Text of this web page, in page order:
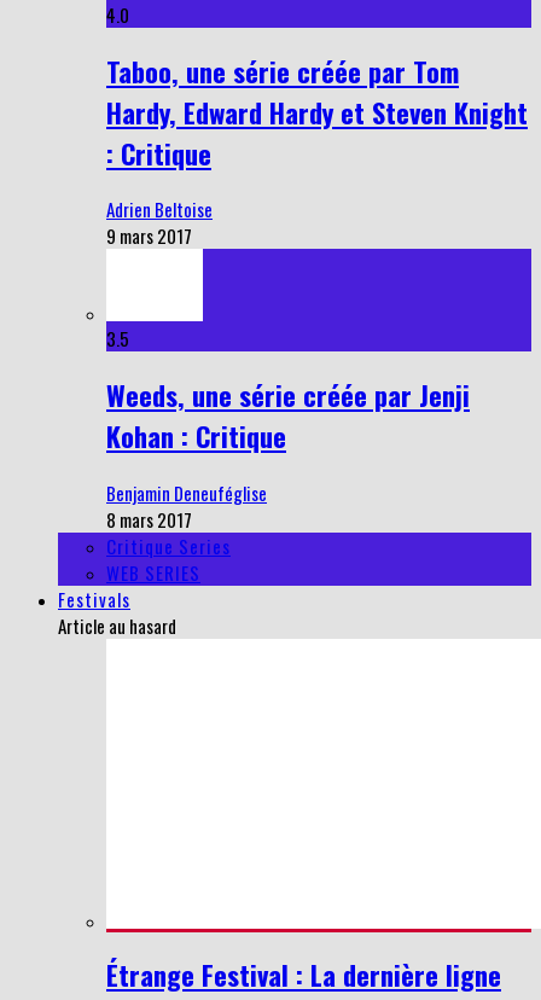
4.0
Taboo, une série créée par Tom
Hardy, Edward Hardy et Steven Knight
: Critique
Adrien Beltoise
9 mars 2017
3.5
Weeds, une série créée par Jenji
Kohan : Critique
Benjamin Deneuféglise
8 mars 2017
Critique Series
WEB SERIES
Festivals
Article au hasard
Étrange Festival : La dernière ligne